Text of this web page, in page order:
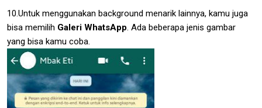
10.Untuk menggunakan background menarik lainnya, kamu juga
bisa memilih Galeri WhatsApp. Ada beberapa jenis gambar
yang bisa kamu coba.